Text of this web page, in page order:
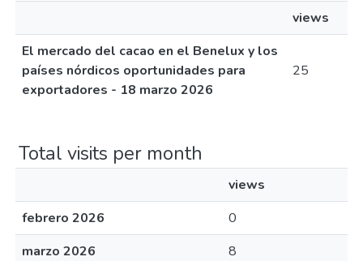
views
El mercado del cacao en el Benelux y los
países nórdicos oportunidades para
exportadores - 18 marzo 2026
25
Total visits per month
views
febrero 2026
0
marzo 2026
8